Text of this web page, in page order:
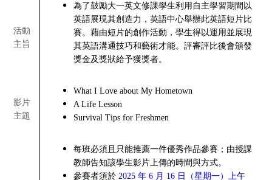
活動
主旨
為了鼓勵大一英文修課學生利用自主學習期間以
英語展現其創造力，英語中心舉辦此英語短片比
賽。藉由短片的創作活動，學生得以運用並展現
其英語溝通技巧和藝術才能。評審評比後會頒發
獎金及獎狀給予獲獎者。
影片
主題
What I Love about My Hometown
A Life Lesson
Survival Tips for Freshmen
每班必須且只能推薦一件優秀作品參賽；由授課
教師告知該學生影片上傳的時間與方式。
參賽者須於 2025 年 6 月 16 日（星期一）上午